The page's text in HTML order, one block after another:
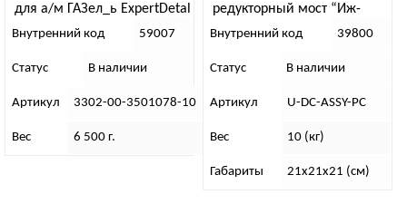
для а/м ГАЗел_ь ExpertDetal
Внутренний код 59007
Статус В наличии
Артикул 3302-00-3501078-10
Вес 6 500 г.
редукторный мост “Иж-
Техно”
Внутренний код 39800
Статус В наличии
Артикул U-DC-ASSY-PC
Вес 10 (кг)
Габариты 21х21х21 (см)